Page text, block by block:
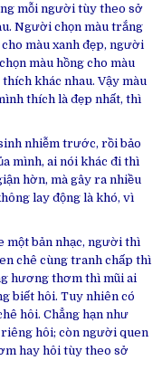
mỗi người tùy theo sở
Người chọn màu trắng
màu xanh đẹp, người
màu hồng cho màu
khác nhau. Vậy màu
thích là đẹp nhất, thì
nhiễm trước, rồi bảo
mình, ai nói khác đi thì
hờn, mà gây ra nhiều
lay động là khó, vì
một bản nhạc, người thì
chê cùng tranh chấp thì
hương thơm thì mũi ai
biết hôi. Tuy nhiên có
hôi. Chẳng hạn như
hôi; còn người quen
hay hôi tùy theo sở